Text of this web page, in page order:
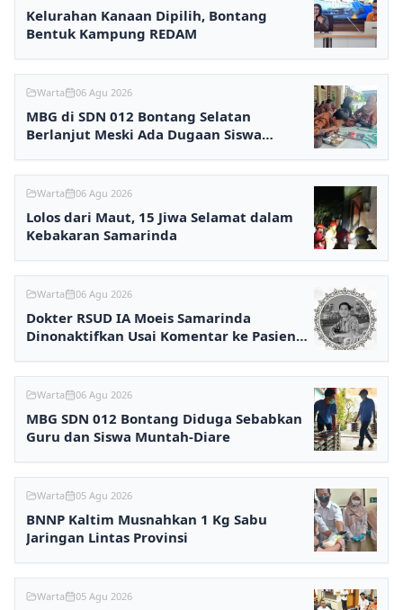
Kelurahan Kanaan Dipilih, Bontang
Bentuk Kampung REDAM
Warta 06 Agu 2026
MBG di SDN 012 Bontang Selatan
Berlanjut Meski Ada Dugaan Siswa
Warta 06 Agu 2026
Lolos dari Maut, 15 Jiwa Selamat dalam
Kebakaran Samarinda
Warta 06 Agu 2026
Dokter RSUD IA Moeis Samarinda
Dinonaktifkan Usai Komentar ke Pasien
Warta 06 Agu 2026
MBG SDN 012 Bontang Diduga Sebabkan
Guru dan Siswa Muntah-Diare
Warta 05 Agu 2026
BNNP Kaltim Musnahkan 1 Kg Sabu
Jaringan Lintas Provinsi
Warta 05 Agu 2026